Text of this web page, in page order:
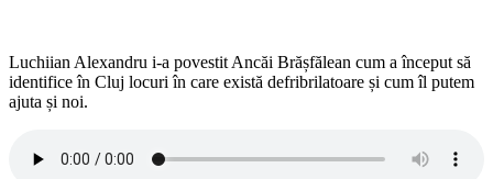
Luchiian Alexandru i-a povestit Ancăi Brășfălean cum a început să
identifice în Cluj locuri în care există defribrilatoare și cum îl putem
ajuta și noi.